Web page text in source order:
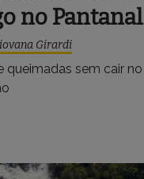
no Pantanal
Girardi
queimadas sem cair no